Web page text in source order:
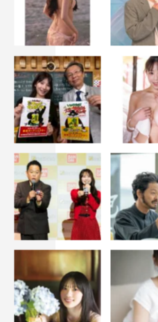
プロデューサー：飯田和孝
原作・演出：福澤克雄
脚本：八津弘幸、李正美、
音楽：千住明
製作著作：TBS
公式サイト：https://
公式Twitter：＠TBS_VIVANT
公式Instagram：＠tbs_vivant
©TBS